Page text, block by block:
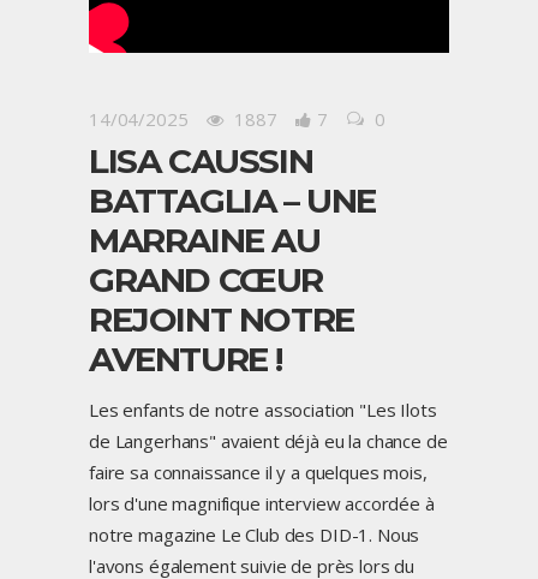
14/04/2025 1887 7 0
LISA CAUSSIN
BATTAGLIA – UNE
MARRAINE AU
GRAND CŒUR
REJOINT NOTRE
AVENTURE !
Les enfants de notre association "Les Ilots
de Langerhans" avaient déjà eu la chance de
faire sa connaissance il y a quelques mois,
lors d'une magnifique interview accordée à
notre magazine Le Club des DID-1. Nous
l'avons également suivie de près lors du